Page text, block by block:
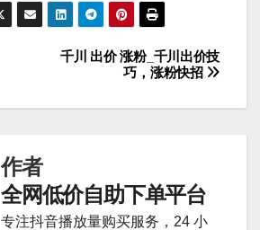
千川 出价 涨粉_千川出价技
巧，涨粉快招
作者
全网低价自助下单平台
专注抖音播放量购买服务，24 小